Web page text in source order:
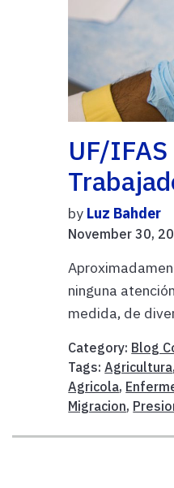
UF/
by Luz Bahder
November 30,
ninguna
medida, de
Category: Blog
Tags:Agricultura
Agricola,
Migracion,